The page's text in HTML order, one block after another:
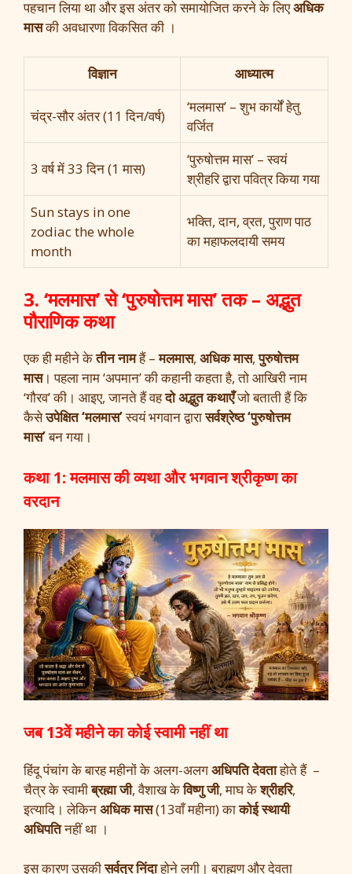
पहचान लिया था और इस अंतर को समायोजित करने के लिएअधिक
मासकी अवधारणा विकसित की ।
विज्ञान आध्यात्म
चंद्र-सौर अंतर (11 दिन/वर्ष)
‘मलमास’ – शुभ कार्यों हेतु
वर्जित
3 वर्ष में 33 दिन (1 मास)
‘पुरुषोत्तम मास’ – स्वयं
श्रीहरि द्वारा पवित्र किया गया
Sun stays in one
zodiac the whole
month
भक्ति, दान, व्रत, पुराण पाठ
का महाफलदायी समय
3. ‘मलमास’ से ‘पुरुषोत्तम मास’ तक – अद्भुत
पौराणिक कथा
एक ही महीने केतीन नामहैं –मलमास, अधिक मास,पुरुषोत्तम
मास। पहला नाम ‘अपमान’ की कहानी कहता है, तो आखिरी नाम
‘गौरव’ की। आइए, जानते हैं वहदो अद्भुत कथाएँजो बताती हैं कि
कैसेउपेक्षित ‘मलमास’स्वयं भगवान द्वारासर्वश्रेष्ठ ‘पुरुषोत्तम
मास’बन गया।
कथा 1: मलमास की व्यथा और भगवान श्रीकृष्ण का
वरदान
जब 13वें महीने का कोई स्वामी नहीं था
हिंदू पंचांग के बारह महीनों के अलग-अलगअधिपति देवताहोते हैं –
चैत्र के स्वामीब्रह्मा जी, वैशाख केविष्णु जी, माघ केश्रीहरि,
इत्यादि। लेकिनअधिक मास(13वाँ महीना) काकोई स्थायी
अधिपतिनहीं था ।
इस कारण उसकीसर्वत्र निंदाहोने लगी। ब्राह्मण और देवता